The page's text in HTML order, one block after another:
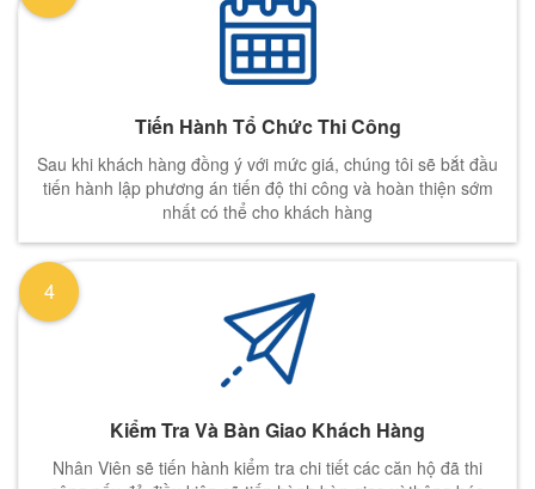
Tiến Hành Tổ Chức Thi Công
Sau khi khách hàng đồng ý với mức giá, chúng tôi sẽ bắt đầu
tiến hành lập phương án tiến độ thi công và hoàn thiện sớm
nhất có thể cho khách hàng
Kiểm Tra Và Bàn Giao Khách Hàng
Nhân Viên sẽ tiến hành kiểm tra chi tiết các căn hộ đã thi
4